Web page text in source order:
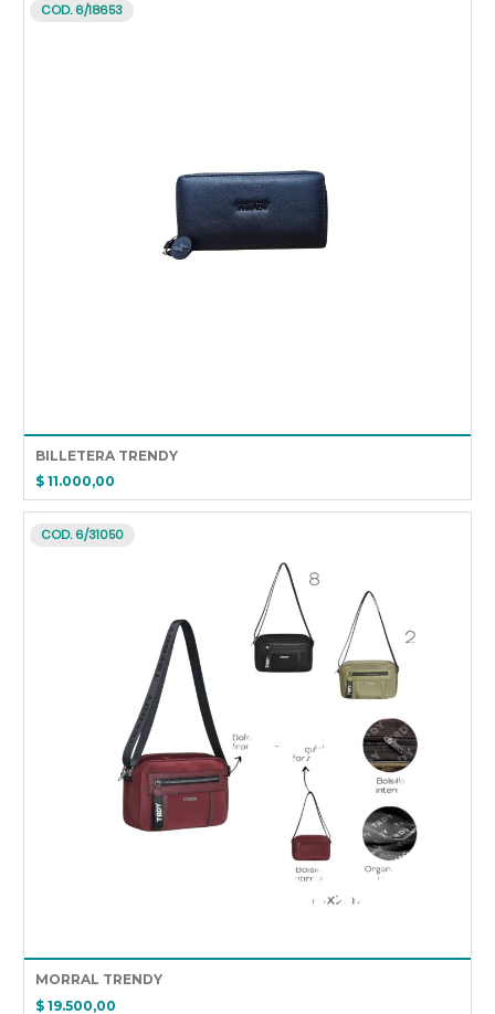
COD. 6/18653
BILLETERA TRENDY
$ 11.000,00
COD. 6/31050
MORRAL TRENDY
$ 19.500,00